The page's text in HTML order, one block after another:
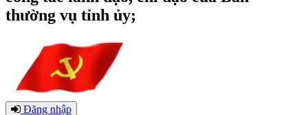
thường vụ tỉnh ủy;
Đăng nhập